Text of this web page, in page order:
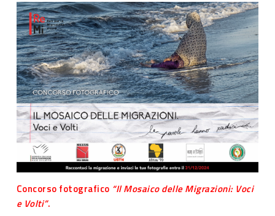
Concorso fotografico “Il Mosaico delle Migrazioni: Voci
e Volti”.